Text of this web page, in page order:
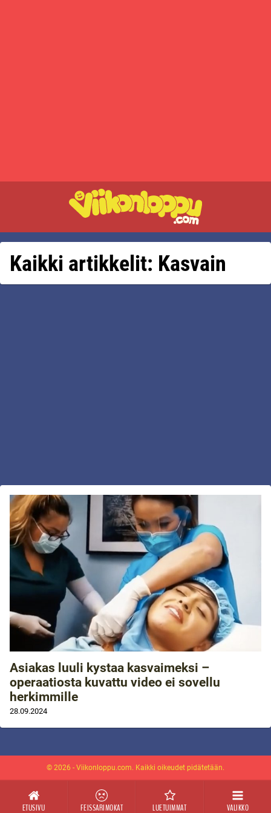
ETUSIVU FEISSARIMOKAT LUETUIMMAT VALIKKO
Kaikki artikkelit: Kasvain
Asiakas luuli kystaa kasvaimeksi –
operaatiosta kuvattu video ei sovellu
herkimmille
28.09.2024
© 2026 - Viikonloppu.com. Kaikki oikeudet pidätetään.